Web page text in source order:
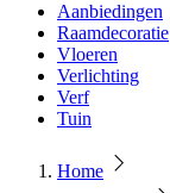
Aanbiedingen
Raamdecoratie
Vloeren
Verlichting
Verf
Tuin
Home